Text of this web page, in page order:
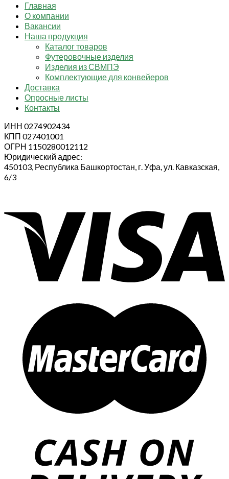
Главная
О компании
Вакансии
Наша продукция
Каталог товаров
Футеровочные изделия
Изделия из СВМПЭ
Комплектующие для конвейеров
Доставка
Опросные листы
Контакты
ИНН 0274902434
КПП 027401001
ОГРН 1150280012112
Юридический адрес:
450103, Республика Башкортостан, г. Уфа, ул. Кавказская,
6/3